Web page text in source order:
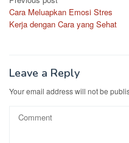
navigation
Cara Meluapkan Emosi Stres
Kerja dengan Cara yang Sehat
Leave a Reply
Your email address will not be